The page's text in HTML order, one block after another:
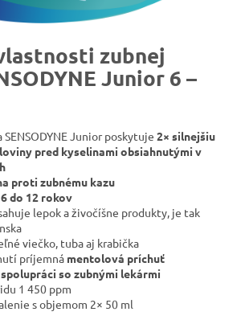
zubnej
Junior 6 –
SENSODYNE Junior poskytuje 2× silnejšiu
pred kyselinami obsiahnutými v
proti zubnému kazu
do 12 rokov
lepok a živočíšne produkty, je tak
viečko, tuba aj krabička
príjemná mentolová príchuť
so zubnými lekármi
1 450 ppm
s objemom 2× 50 ml